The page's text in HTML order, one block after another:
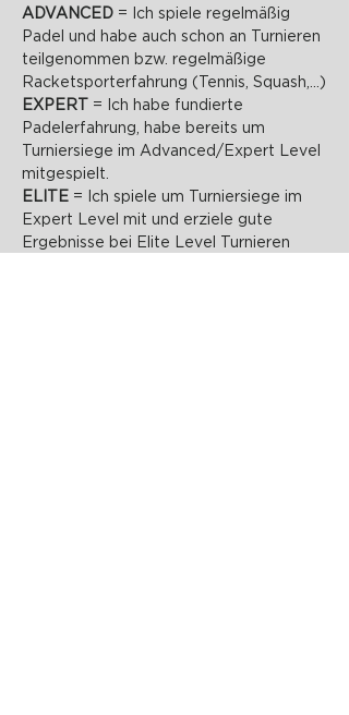
ADVANCED = Ich spiele regelmäßig
Padel und habe auch schon an Turnieren
teilgenommen bzw. regelmäßige
Racketsporterfahrung (Tennis, Squash,...)
EXPERT = Ich habe fundierte
Padelerfahrung, habe bereits um
Turniersiege im Advanced/Expert Level
mitgespielt.
ELITE = Ich spiele um Turniersiege im
Expert Level mit und erziele gute
Ergebnisse bei Elite Level Turnieren